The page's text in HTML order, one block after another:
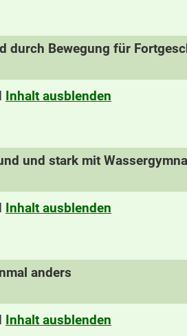
durch Bewegung für
I Inhalt ausblenden
und stark mit
I Inhalt ausblenden
anders
I Inhalt ausblenden